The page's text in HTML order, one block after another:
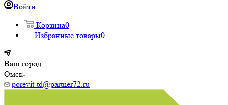
Войти
Корзина0
Избранные товары0
Ваш город
Омск
porevit-td@partner72.ru